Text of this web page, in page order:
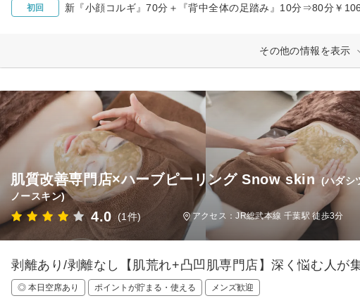
初回 新『小顔コルギ』70分＋『背中全体の足踏み』10分⇒80分￥
その他の情報を表示
肌質改善専門店×ハーブピーリング Snow skin (ハダシ
ノースキン)
4.0 (1件) アクセス：JR総武本線 千葉駅 徒歩3分
剥離あり/剥離なし【肌荒れ+凸凹肌専門店】深く悩む人が
◎ 本日空席あり ポイントが貯まる・使える メンズ歓迎